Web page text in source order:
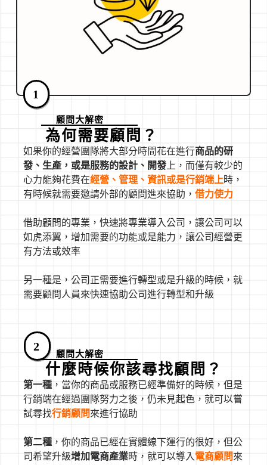
1
顧問大解密
為何需要顧問？
如果你的經營團隊將大部分時間花在進行商品的研
發、生產，或是服務的設計、開發上，而僅有較少的
心力能夠花費在經營、管理、資訊或是行銷端上時，
有時候就需要邀請外部的顧問進來協助， 借力使力
借助顧問的專業，快速將專業導入公司，讓公司可以
如虎添翼，增加需要的功能或是能力，讓公司經營更
有方法或效率
另一種是，公司正需要進行轉型或是升級的時候，就
需要顧問人員來快速協助公司進行轉型和升級
顧問大解密
2
什麼時候你該尋找顧問？
第一種，當你的商品或服務已經準備好的時候，但是
行銷端在經過團隊努力之後，仍未見起色，就可以嘗
試尋找行銷顧問來進行協助
第二種，你的商品已經在實體線下運行的很好，但公
司希望升級增加電商產業時，就可以導入電商顧問來